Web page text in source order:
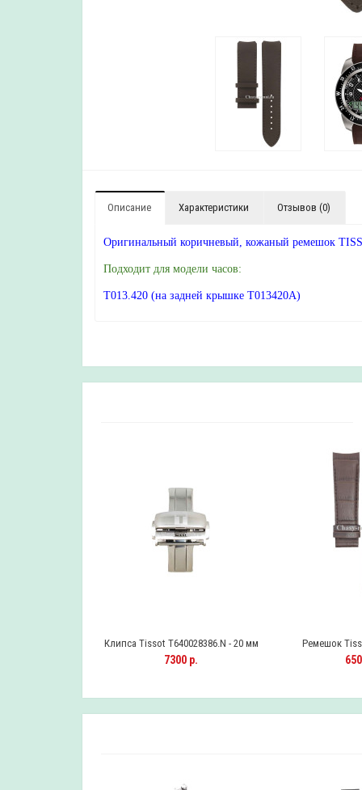
Описание Характеристики Отзывов (0)
Оригинальный коричневый, кожаный ремешок
Подходит для модели часов:
T013.420 (на задней крышке T013420A)
Клипса Tissot T640028386.N - 20 мм
7300 р.
Ремешок